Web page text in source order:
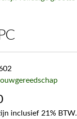
inclusief 21% BTW.